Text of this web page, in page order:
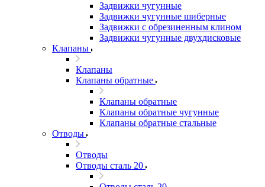
Задвижки чугунные
Задвижки чугунные шиберные
Задвижки с обрезиненным клином
Задвижки чугунные двухдисковые
Клапаны
Клапаны
Клапаны обратные
Клапаны обратные
Клапаны обратные чугунные
Клапаны обратные стальные
Отводы
Отводы
Отводы сталь 20